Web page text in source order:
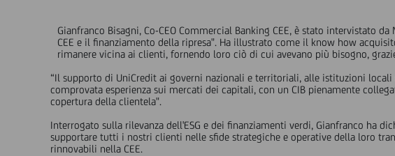
Gianfranco Bisagni, Co-CEO Commercial Banking CEE, è stato intervistato
CEE e il finanziamento della ripresa". Ha illustrato come il know how
rimanere vicina ai clienti, fornendo loro ciò di cui avevano più bisogno,
“Il supporto di UniCredit ai governi nazionali e territoriali, alle istituzioni
comprovata esperienza sui mercati dei capitali, con un CIB pienamente
copertura della clientela".
Interrogato sulla rilevanza dell'ESG e dei finanziamenti verdi, Gianfranco ha
supportare tutti i nostri clienti nelle sfide strategiche e operative della loro
rinnovabili nella CEE.